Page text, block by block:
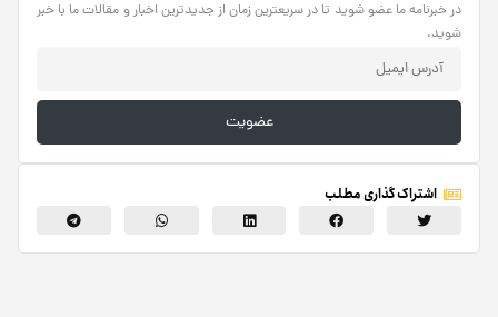
در خبرنامه ما عضو شوید تا در سریعترین زمان از جدیدترین اخبار و مقالات ما با خبر
شوید.
عضویت
اشتراک گذاری مطلب